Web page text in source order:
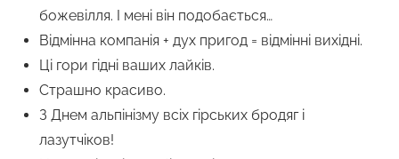
божевілля. І мені він подобається…
Відмінна компанія + дух пригод = відмінні вихідні.
Ці гори гідні ваших лайків.
Страшно красиво.
З Днем альпінізму всіх гірських бродяг і
лазутчіков!